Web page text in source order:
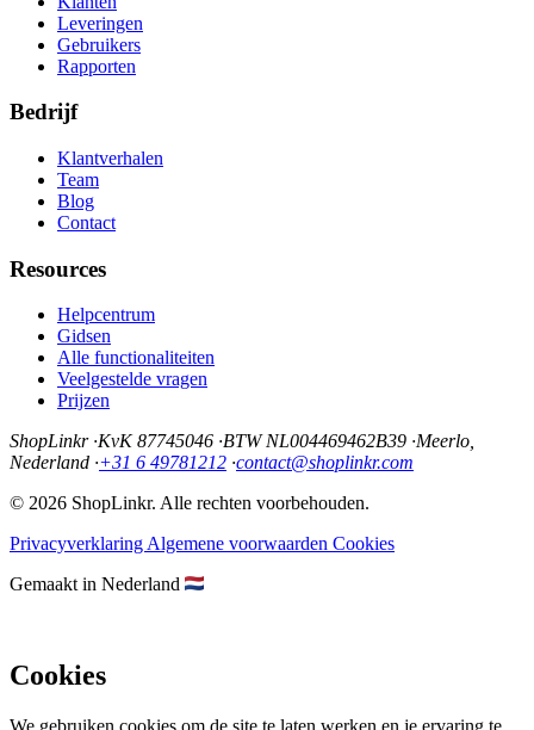
Leveringen
Gebruikers
Rapporten
Bedrijf
Klantverhalen
Team
Blog
Contact
Resources
Helpcentrum
Gidsen
Alle functionaliteiten
Veelgestelde vragen
Prijzen
ShopLinkr ·KvK 87745046 ·BTW NL004469462B39 ·Meerlo,
Nederland ·+31 6 49781212 ·contact@shoplinkr.com
© 2026 ShopLinkr. Alle rechten voorbehouden.
PrivacyverklaringAlgemene voorwaarden Cookies
Gemaakt in Nederland
Cookies